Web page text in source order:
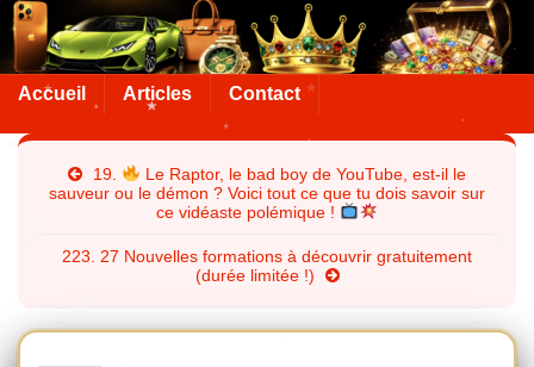
Accueil Articles Contact
19.
Le Raptor, le bad boy de YouTube, est-il le
sauveur ou le démon ? Voici tout ce que tu dois savoir sur
ce vidéaste polémique !
223. 27 Nouvelles formations à découvrir gratuitement
(durée limitée !)